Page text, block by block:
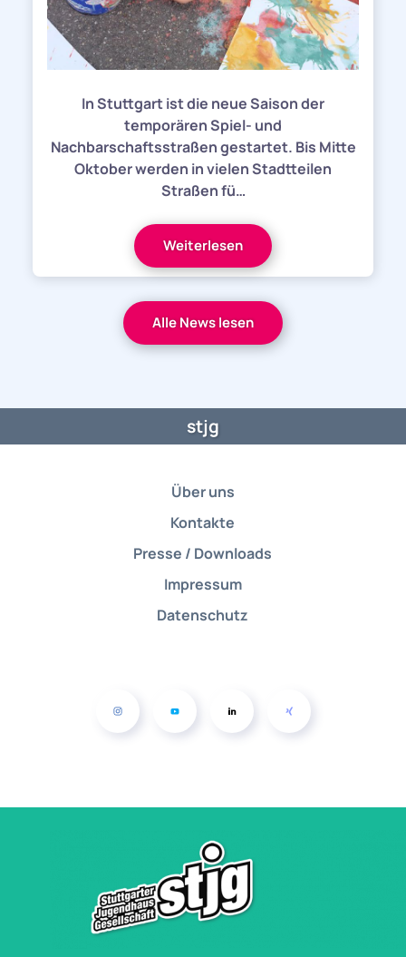
In Stuttgart ist die neue Saison der
temporären Spiel- und
Nachbarschaftsstraßen gestartet. Bis Mitte
Oktober werden in vielen Stadtteilen
Straßen fü…
Weiterlesen
Alle News lesen
stjg
Über uns
Kontakte
Presse / Downloads
Impressum
Datenschutz